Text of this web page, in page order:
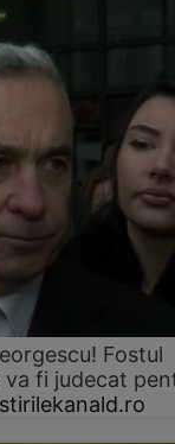
Fostul
fi judecat